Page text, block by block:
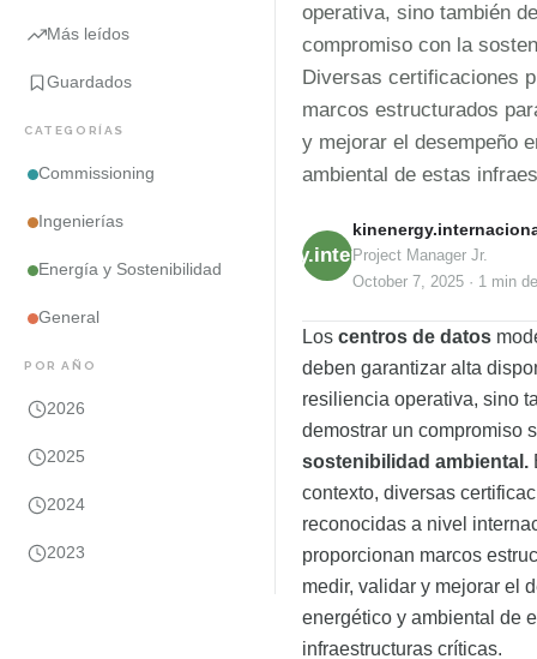
Más leídos
Guardados
CATEGORÍAS
Commissioning
Ingenierías
Energía y Sostenibilidad
General
POR AÑO
2026
2025
2024
2023
operativa, sino también
compromiso con la
Diversas certificaciones
marcos estructurados
y mejorar el desempeño
ambiental de estas
kinenergy.internacional
Project Manager Jr.
October 7, 2025 · 1 min
Los centros de datos
deben garantizar alta
resiliencia operativa, sino
demostrar un compromiso
sostenibilidad ambiental.
contexto, diversas
reconocidas a nivel
proporcionan marcos
medir, validar y mejorar el
energético y ambiental de
infraestructuras críticas.